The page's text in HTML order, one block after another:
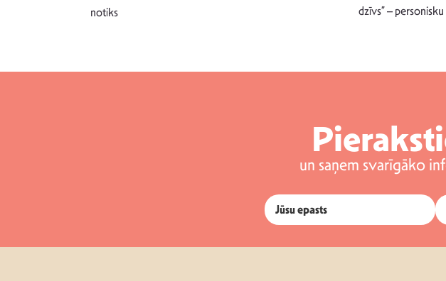
notiks
dzīvs” –
un saņem svarīgāko